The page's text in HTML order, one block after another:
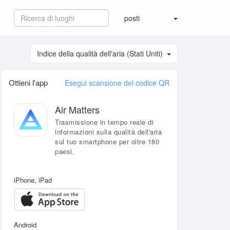
posti
Indice della qualità dell'aria (Stati Uniti)
Ottieni l'app Esegui scansione del codice QR
Air Matters
Trasmissione in tempo reale di
informazioni sulla qualità dell'aria
sul tuo smartphone per oltre 180
paesi.
iPhone, iPad
Android